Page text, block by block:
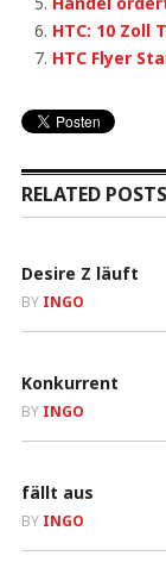
HTC: 10 Zoll
HTC Flyer
RELATED POSTS
Desire Z läuft
BY INGO
Konkurrent
BY INGO
fällt aus
BY INGO